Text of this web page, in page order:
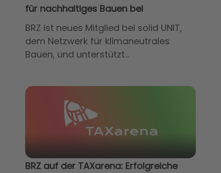
für nachhaltiges Bauen bei
BRZ ist neues Mitglied bei solid UNIT,
dem Netzwerk für klimaneutrales
Bauen, und unterstützt...
BRZ auf der TAXarena: Erfolgreiche